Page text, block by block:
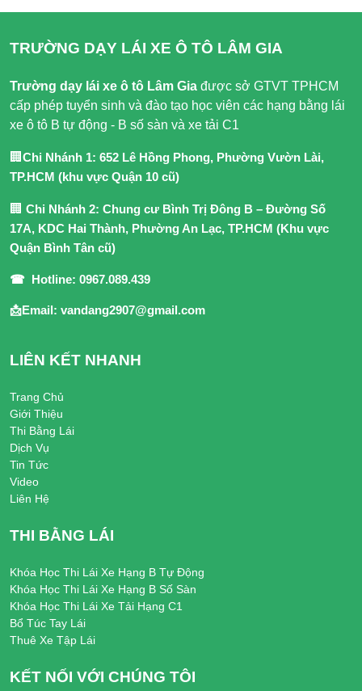
TRƯỜNG DẠY LÁI XE Ô TÔ LÂM GIA
Trường dạy lái xe ô tô Lâm Gia được sở GTVT TPHCM
cấp phép tuyển sinh và đào tạo học viên các hạng bằng lái
xe ô tô B tự động - B số sàn và xe tải C1
🏢 Chi Nhánh 1: 652 Lê Hồng Phong, Phường Vườn Lài,
TP.HCM (khu vực Quận 10 cũ)
🏢 Chi Nhánh 2: Chung cư Bình Trị Đông B – Đường Số
17A, KDC Hai Thành, Phường An Lạc, TP.HCM (Khu vực
Quận Bình Tân cũ)
☎ Hotline: 0967.089.439
📩Email: vandang2907@gmail.com
LIÊN KẾT NHANH
Trang Chủ
Giới Thiệu
Thi Bằng Lái
Dịch Vụ
Tin Tức
Video
Liên Hệ
THI BẰNG LÁI
Khóa Học Thi Lái Xe Hạng B Tự Động
Khóa Học Thi Lái Xe Hạng B Số Sàn
Khóa Học Thi Lái Xe Tải Hạng C1
Bổ Túc Tay Lái
Thuê Xe Tập Lái
KẾT NỐI VỚI CHÚNG TÔI